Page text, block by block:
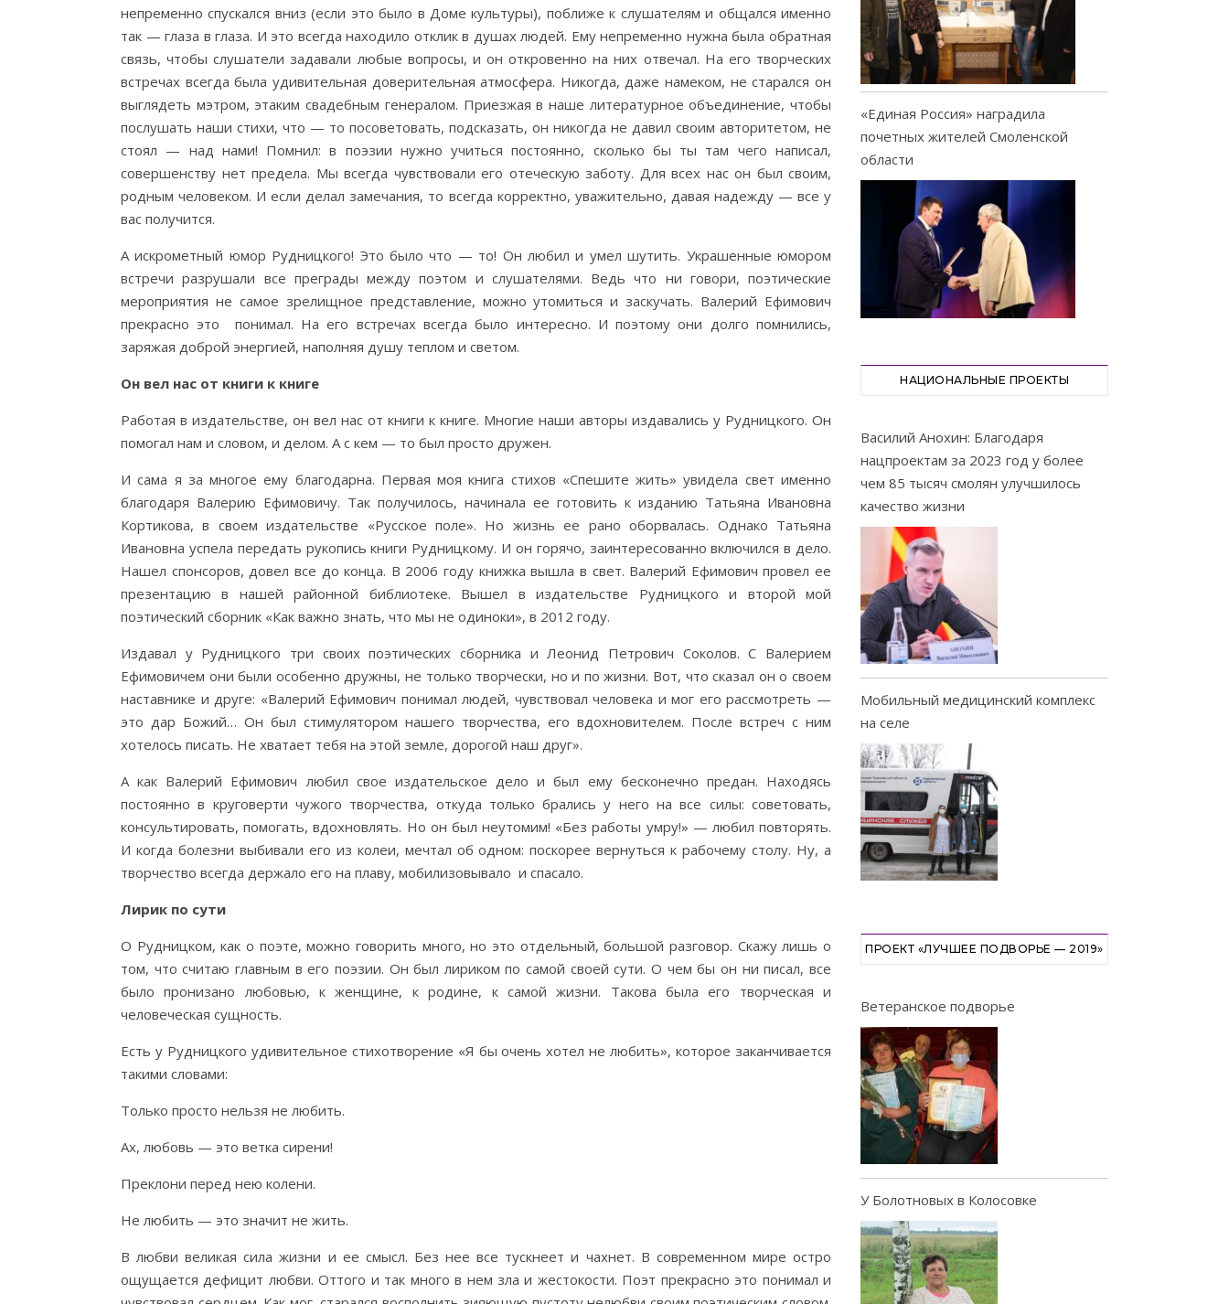
непременно спускался вниз (если это было в Доме культуры), поближе к слушателям и общался именно
так — глаза в глаза. И это всегда находило отклик в душах людей. Ему непременно нужна была обратная
связь, чтобы слушатели задавали любые вопросы, и он откровенно на них отвечал. На его творческих
встречах всегда была удивительная доверительная атмосфера. Никогда, даже намеком, не старался он
выглядеть мэтром, этаким свадебным генералом. Приезжая в наше литературное объединение, чтобы
послушать наши стихи, что — то посоветовать, подсказать, он никогда не давил своим авторитетом, не
стоял — над нами! Помнил: в поэзии нужно учиться постоянно, сколько бы ты там чего написал,
совершенству нет предела. Мы всегда чувствовали его отеческую заботу. Для всех нас он был своим,
родным человеком. И если делал замечания, то всегда корректно, уважительно, давая надежду — все у
вас получится.
А искрометный юмор Рудницкого! Это было что — то! Он любил и умел шутить. Украшенные юмором
встречи разрушали все преграды между поэтом и слушателями. Ведь что ни говори, поэтические
мероприятия не самое зрелищное представление, можно утомиться и заскучать. Валерий Ефимович
прекрасно это понимал. На его встречах всегда было интересно. И поэтому они долго помнились,
заряжая доброй энергией, наполняя душу теплом и светом.
Он вел нас от книги к книге
Работая в издательстве, он вел нас от книги к книге. Многие наши авторы издавались у Рудницкого. Он
помогал нам и словом, и делом. А с кем — то был просто дружен.
И сама я за многое ему благодарна. Первая моя книга стихов «Спешите жить» увидела свет именно
благодаря Валерию Ефимовичу. Так получилось, начинала ее готовить к изданию Татьяна Ивановна
Кортикова, в своем издательстве «Русское поле». Но жизнь ее рано оборвалась. Однако Татьяна
Ивановна успела передать рукопись книги Рудницкому. И он горячо, заинтересованно включился в дело.
Нашел спонсоров, довел все до конца. В 2006 году книжка вышла в свет. Валерий Ефимович провел ее
презентацию в нашей районной библиотеке. Вышел в издательстве Рудницкого и второй мой
поэтический сборник «Как важно знать, что мы не одиноки», в 2012 году.
Издавал у Рудницкого три своих поэтических сборника и Леонид Петрович Соколов. С Валерием
Ефимовичем они были особенно дружны, не только творчески, но и по жизни. Вот, что сказал он о своем
наставнике и друге: «Валерий Ефимович понимал людей, чувствовал человека и мог его рассмотреть —
это дар Божий… Он был стимулятором нашего творчества, его вдохновителем. После встреч с ним
хотелось писать. Не хватает тебя на этой земле, дорогой наш друг».
А как Валерий Ефимович любил свое издательское дело и был ему бесконечно предан. Находясь
постоянно в круговерти чужого творчества, откуда только брались у него на все силы: советовать,
консультировать, помогать, вдохновлять. Но он был неутомим! «Без работы умру!» — любил повторять.
И когда болезни выбивали его из колеи, мечтал об одном: поскорее вернуться к рабочему столу. Ну, а
творчество всегда держало его на плаву, мобилизовывало и спасало.
Лирик по сути
О Рудницком, как о поэте, можно говорить много, но это отдельный, большой разговор. Скажу лишь о
том, что считаю главным в его поэзии. Он был лириком по самой своей сути. О чем бы он ни писал, все
было пронизано любовью, к женщине, к родине, к самой жизни. Такова была его творческая и
человеческая сущность.
Есть у Рудницкого удивительное стихотворение «Я бы очень хотел не любить», которое заканчивается
такими словами:
Только просто нельзя не любить.
Ах, любовь — это ветка сирени!
Преклони перед нею колени.
Не любить — это значит не жить.
В любви великая сила жизни и ее смысл. Без нее все тускнеет и чахнет. В современном мире остро
ощущается дефицит любви. Оттого и так много в нем зла и жестокости. Поэт прекрасно это понимал и
«Единая Россия» наградила
почетных жителей Смоленской
области
НАЦИОНАЛЬНЫЕ ПРОЕКТЫ
Василий Анохин: Благодаря
нацпроектам за 2023 год у более
чем 85 тысяч смолян улучшилось
качество жизни
Мобильный медицинский комплекс
на селе
ПРОЕКТ «ЛУЧШЕЕ ПОДВОРЬЕ — 2019»
Ветеранское подворье
У Болотновых в Колосовке